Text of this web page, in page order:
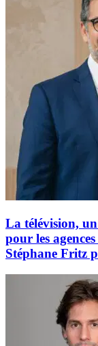
La télévision,
pour les
Stéphane Fritz